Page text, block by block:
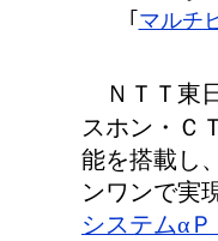
｢ マルチ
ＮＴＴ東
スホン・Ｃ
能を搭載し
ンワンで実
システムαＰ